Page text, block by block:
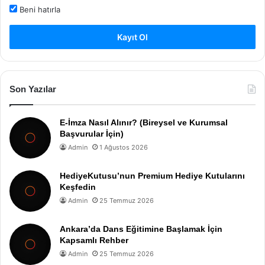
Beni hatırla
Kayıt Ol
Son Yazılar
E-İmza Nasıl Alınır? (Bireysel ve Kurumsal
Başvurular İçin)
Admin 1 Ağustos 2026
HediyeKutusu’nun Premium Hediye Kutularını
Keşfedin
Admin 25 Temmuz 2026
Ankara’da Dans Eğitimine Başlamak İçin
Kapsamlı Rehber
Admin 25 Temmuz 2026